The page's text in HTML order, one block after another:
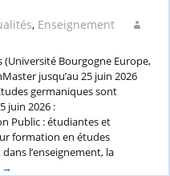
, Enseignement
(Université Bourgogne Europe,
jusqu’au 25 juin 2026
germaniques sont
juin 2026 :
Public : étudiantes et
formation en études
l’enseignement, la
Master
→